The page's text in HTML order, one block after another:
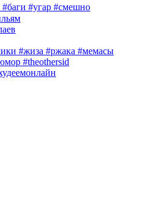
#угар #смешно
#жиза #ржака #мемасы
#theothersid